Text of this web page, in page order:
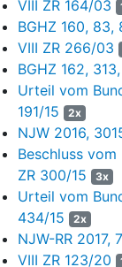
Erfolg (§
einheitlichen
ZPO). Das
auf Gewährung
ausgehend
Abs. 1 Nr. 1
nicht in dem
Nachprüfung
einbezogen.
VIII ZR 164/03
BGHZ 160, 83,
VIII ZR 266/03
BGHZ 162,
Urteil vom
191/15
2x
NJW 2016,
Beschluss
ZR 300/15
3x
Urteil vom
434/15
2x
NJW-RR 2017,
VIII ZR 123/20